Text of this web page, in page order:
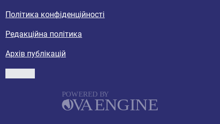
Політика конфіденційності
Редакційна політика
Архів публікацій